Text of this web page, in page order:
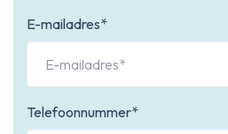
E-mailadres*
Telefoonnummer*